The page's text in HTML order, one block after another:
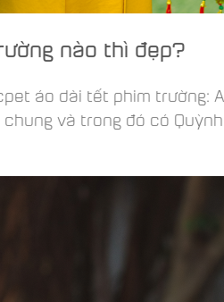
nào thì đẹp?
áo dài tết phim trường:
và trong đó có